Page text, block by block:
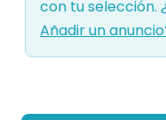
con tu selección.
Añadir un